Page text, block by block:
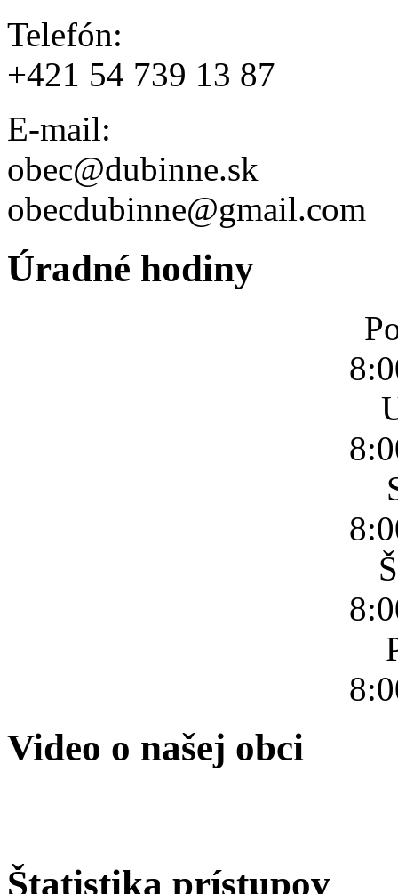
Telefón:
+421 54 739 13 87
E-mail:
obec@dubinne.sk
obecdubinne@gmail.com
Úradné hodiny
Video o našej obci
Štatistika prístupov